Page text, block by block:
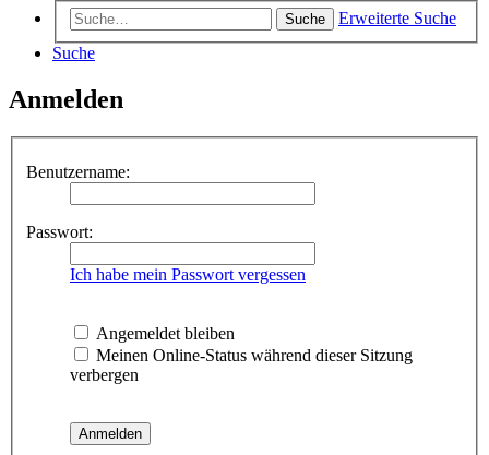
Suche
Erweiterte Suche
Suche
Anmelden
Benutzername:
Passwort:
Ich habe mein Passwort vergessen
Angemeldet bleiben
Meinen Online-Status während dieser Sitzung
verbergen